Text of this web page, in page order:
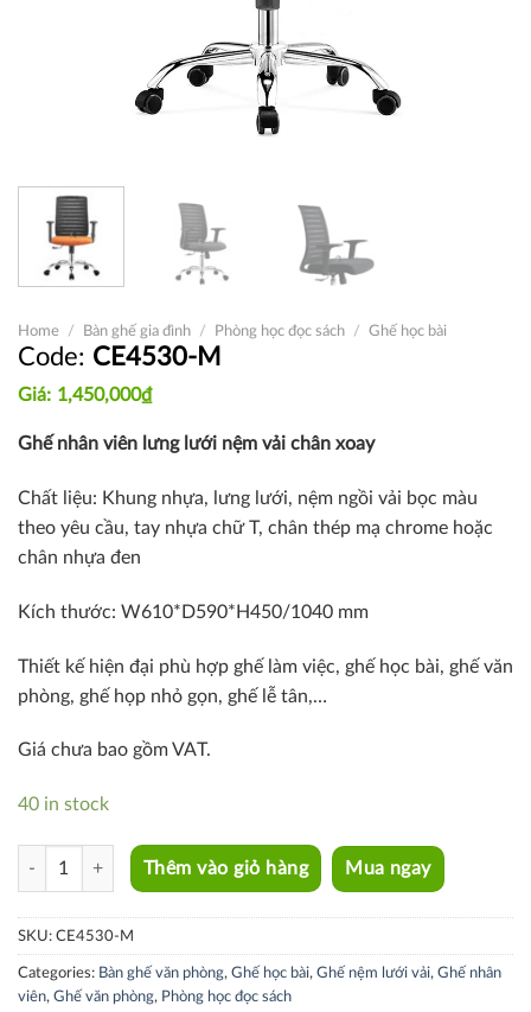
Home / Bàn ghế gia đình / Phòng học đọc sách / Ghế học bài
CE4530-M
1,450,000₫
Ghế nhân viên lưng lưới nệm vải chân xoay
Chất liệu: Khung nhựa, lưng lưới, nệm ngồi vải bọc màu
theo yêu cầu, tay nhựa chữ T, chân thép mạ chrome hoặc
chân nhựa đen
Kích thước: W610*D590*H450/1040 mm
Thiết kế hiện đại phù hợp ghế làm việc, ghế học bài, ghế văn
phòng, ghế họp nhỏ gọn, ghế lễ tân,…
Giá chưa bao gồm VAT.
40 in stock
CE4530-M quantity
Thêm vào giỏ hàng Mua ngay
SKU: CE4530-M
Categories: Bàn ghế văn phòng, Ghế học bài, Ghế nệm lưới vải, Ghế nhân
viên, Ghế văn phòng, Phòng học đọc sách